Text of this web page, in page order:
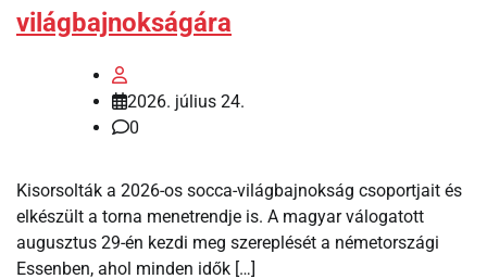
világbajnokságára
2026. július 24.
0
Kisorsolták a 2026-os socca-világbajnokság csoportjait és
elkészült a torna menetrendje is. A magyar válogatott
augusztus 29-én kezdi meg szereplését a németországi
Essenben, ahol minden idők […]